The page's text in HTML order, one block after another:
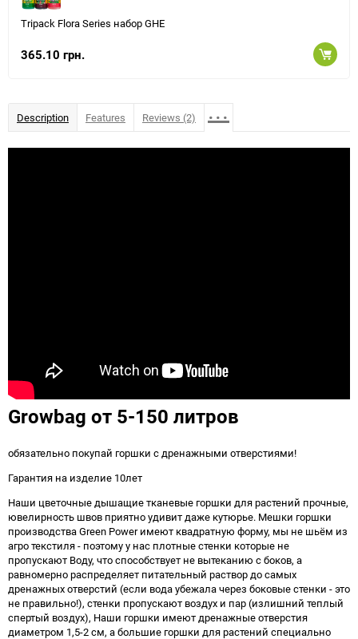
Tripack Flora Series набор GHE
365.10 грн.
Description Features Reviews (2) ...
Growbag от 5-150 литров
обязательно покупай горшки с дренажными отверстиями!
Гарантия на изделие 10лет
Наши цветочные дышащие тканевые горшки для растений прочные,
ювелирность швов приятно удивит даже кутюрье. Мешки горшки
производства Green Power имеют квадратную форму, мы не шьём из
агро текстиля - поэтому у нас плотные стенки которые не
пропускают Воду, что способствует не вытеканию с боков, а
равномерно распределяет питательный раствор до самых
дренажных отверстий (если вода убежала через боковые стенки - это
не правильно!), стенки пропускают воздух и пар (излишний теплый
спертый воздух), Наши горшки имеют дренажные отверстия
диаметром 1,5-2 см, а большие горшки для растений специально